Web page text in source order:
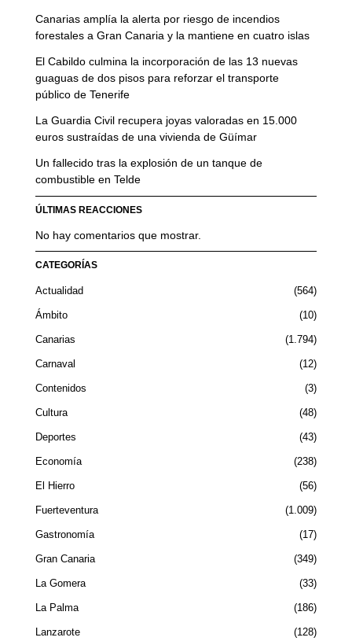
Canarias amplía la alerta por riesgo de incendios
forestales a Gran Canaria y la mantiene en cuatro islas
El Cabildo culmina la incorporación de las 13 nuevas
guaguas de dos pisos para reforzar el transporte
público de Tenerife
La Guardia Civil recupera joyas valoradas en 15.000
euros sustraídas de una vivienda de Güímar
Un fallecido tras la explosión de un tanque de
combustible en Telde
ÚLTIMAS REACCIONES
No hay comentarios que mostrar.
CATEGORÍAS
Actualidad 564
Ámbito 10
Canarias 1.794
Carnaval 12
Contenidos 3
Cultura 48
Deportes 43
Economía 238
El Hierro 56
Fuerteventura 1.009
Gastronomía 17
Gran Canaria 349
La Gomera 33
La Palma 186
Lanzarote 128